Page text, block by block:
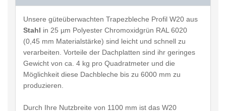
Unsere güteüberwachten Trapezbleche Profil W20 aus
Stahl in 25 µm Polyester Chromoxidgrün RAL 6020
(0,45 mm Materialstärke) sind leicht und schnell zu
verarbeiten. Vorteile der Dachplatten sind ihr geringes
Gewicht von ca. 4 kg pro Quadratmeter und die
Möglichkeit diese Dachbleche bis zu 6000 mm zu
produzieren.
Durch Ihre Nutzbreite von 1100 mm ist das W20